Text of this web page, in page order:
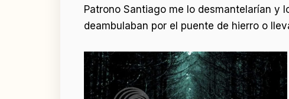
Patrono Santiago me lo desmantelarían y
deambulaban por el puente de hierro o